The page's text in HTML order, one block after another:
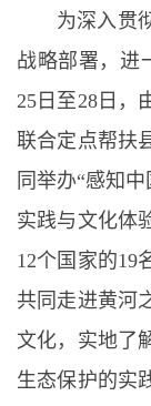
为深入贯
战略部署，进
25日至28日，
联合定点帮扶
同举办“感知
实践与文化体
12个国家的19
共同走进黄河
文化，实地了
生态保护的实